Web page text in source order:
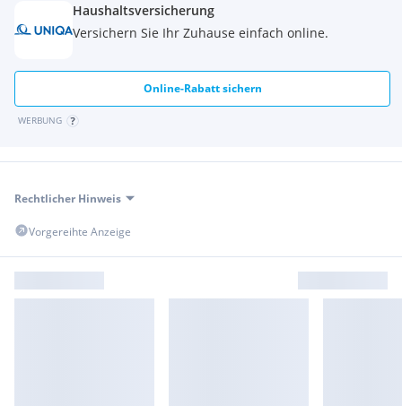
Wir freuen uns auf Ihre schriftliche Anfrage und stehen für
weitere Fragen und einen Besichtigungstermin gerne zur
Haushaltsversicherung
Versichern Sie Ihr Zuhause einfach online.
Online-Rabatt sichern
WERBUNG
Rechtlicher Hinweis
Vorgereihte Anzeige